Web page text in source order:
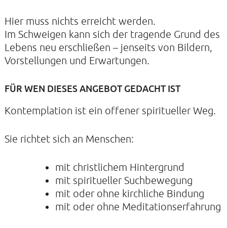
Hier muss nichts erreicht werden.
Im Schweigen kann sich der tragende Grund des
Lebens neu erschließen – jenseits von Bildern,
Vorstellungen und Erwartungen.
FÜR WEN DIESES ANGEBOT GEDACHT IST
Kontemplation ist ein offener spiritueller Weg.
Sie richtet sich an Menschen:
mit christlichem Hintergrund
mit spiritueller Suchbewegung
mit oder ohne kirchliche Bindung
mit oder ohne Meditationserfahrung